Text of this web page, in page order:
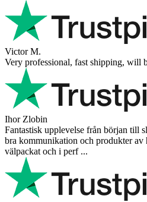
Victor M.
Very professional, fast shipping, will
Ihor Zlobin
Fantastisk upplevelse från början till
bra kommunikation och produkter
välpackat och i perf ...